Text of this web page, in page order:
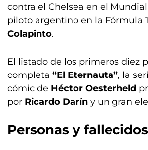
contra el Chelsea en el
piloto argentino en la Fórmula
Colapinto.
El listado de los primeros diez
completa “El Eternauta”, la
cómic de Héctor Oesterheld
por Ricardo Darín y un gran
Personas y fallecidos